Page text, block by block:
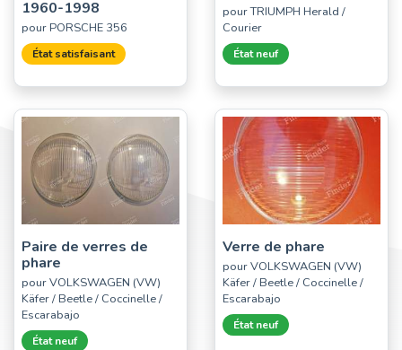
1960-1998
pour PORSCHE 356
État satisfaisant
pour TRIUMPH Herald /
Courier
État neuf
Paire de verres de
phare
pour VOLKSWAGEN (VW)
Käfer / Beetle / Coccinelle /
Escarabajo
État neuf
Verre de phare
pour VOLKSWAGEN (VW)
Käfer / Beetle / Coccinelle /
Escarabajo
État neuf